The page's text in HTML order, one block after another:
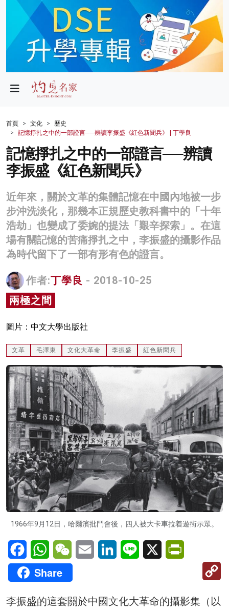
政局
財經
生活
健康
商業
科技
影片
名家榜
關於我們
首頁 文化
歷史
記憶掙扎之中的一部證言──辨讀李振盛《紅色新聞兵》 | 丁學良
記憶掙扎之中的一部證言──辨讀
李振盛《紅色新聞兵》
近年來，關於文革的集體記憶在中國內地被一步
步沖洗淡化，那幾本正規歷史教科書中的「十年
浩劫」也變成了委婉的提法「艱辛探索」。在這
場有關記憶的苦痛掙扎之中，李振盛的攝影作品
為時代留下了一部有形有色的證言。
作者:丁學良 - 2018-10-25
兩極之間
圖片：中文大學出版社
文革 毛澤東 文化大革命 李振盛 紅色新聞兵
1966年9月12日，哈爾濱批鬥會後，四人被大卡車拉着遊街示眾。
FacebookWhatsAppWeChatEmail LinkedInLine X
Share
李振盛的這套關於中國文化大革命的攝影集（以